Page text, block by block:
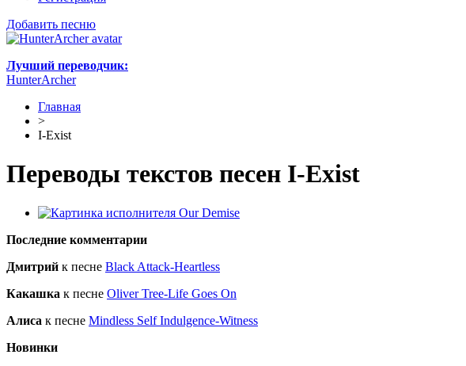
Добавить песню
Лучший переводчик:
HunterArcher
Главная
>
I-Exist
Переводы текстов песен I-Exist
Our Demise
Последние комментарии
Дмитрий к песне Black Attack-Heartless
Какашка к песне Oliver Tree-Life Goes On
Алиса к песне Mindless Self Indulgence-Witness
Новинки